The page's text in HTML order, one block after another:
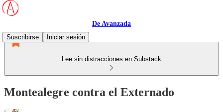
De Avanzada
Suscribirse
Iniciar sesión
Lee sin distracciones en Substack
Montealegre contra el Externado